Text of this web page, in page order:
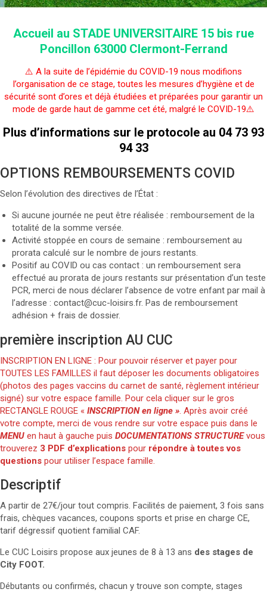
Accueil au STADE UNIVERSITAIRE 15 bis rue
Poncillon 63000 Clermont-Ferrand
⚠️ A la suite de l’épidémie du COVID-19 nous modifions
l’organisation de ce stage, toutes les mesures d’hygiène et de
sécurité sont d’ores et déjà étudiées et préparées pour garantir un
mode de garde haut de gamme cet été, malgré le COVID-19⚠️
Plus d’informations sur le protocole au 04 73 93
94 33
OPTIONS REMBOURSEMENTS COVID
Selon l’évolution des directives de l’État :
Si aucune journée ne peut être réalisée : remboursement de la
totalité de la somme versée.
Activité stoppée en cours de semaine : remboursement au
prorata calculé sur le nombre de jours restants.
Positif au COVID ou cas contact : un remboursement sera
effectué au prorata de jours restants sur présentation d’un teste
PCR, merci de nous déclarer l’absence de votre enfant par mail à
l’adresse : contact@cuc-loisirs.fr. Pas de remboursement
adhésion + frais de dossier.
première inscription AU CUC
INSCRIPTION EN LIGNE : Pour pouvoir réserver et payer pour
TOUTES LES FAMILLES il faut déposer les documents obligatoires
(photos des pages vaccins du carnet de santé, règlement intérieur
signé) sur votre espace famille. Pour cela cliquer sur le gros
RECTANGLE ROUGE « INSCRIPTIONen ligne ». Après avoir créé
votre compte, merci de vous rendre sur votre espace puis dans le
MENU en haut à gauche puis DOCUMENTATIONS STRUCTUREvous
trouverez 3 PDF d’explications pour répondre à toutes vos
questions pour utiliser l’espace famille.
Descriptif
A partir de 27€/jour tout compris. Facilités de paiement, 3 fois sans
frais, chèques vacances, coupons sports et prise en charge CE,
tarif dégressif quotient familial CAF.
Le CUC Loisirs propose aux jeunes de 8 à 13 ans des stages de
City FOOT.
Débutants ou confirmés, chacun y trouve son compte, stages